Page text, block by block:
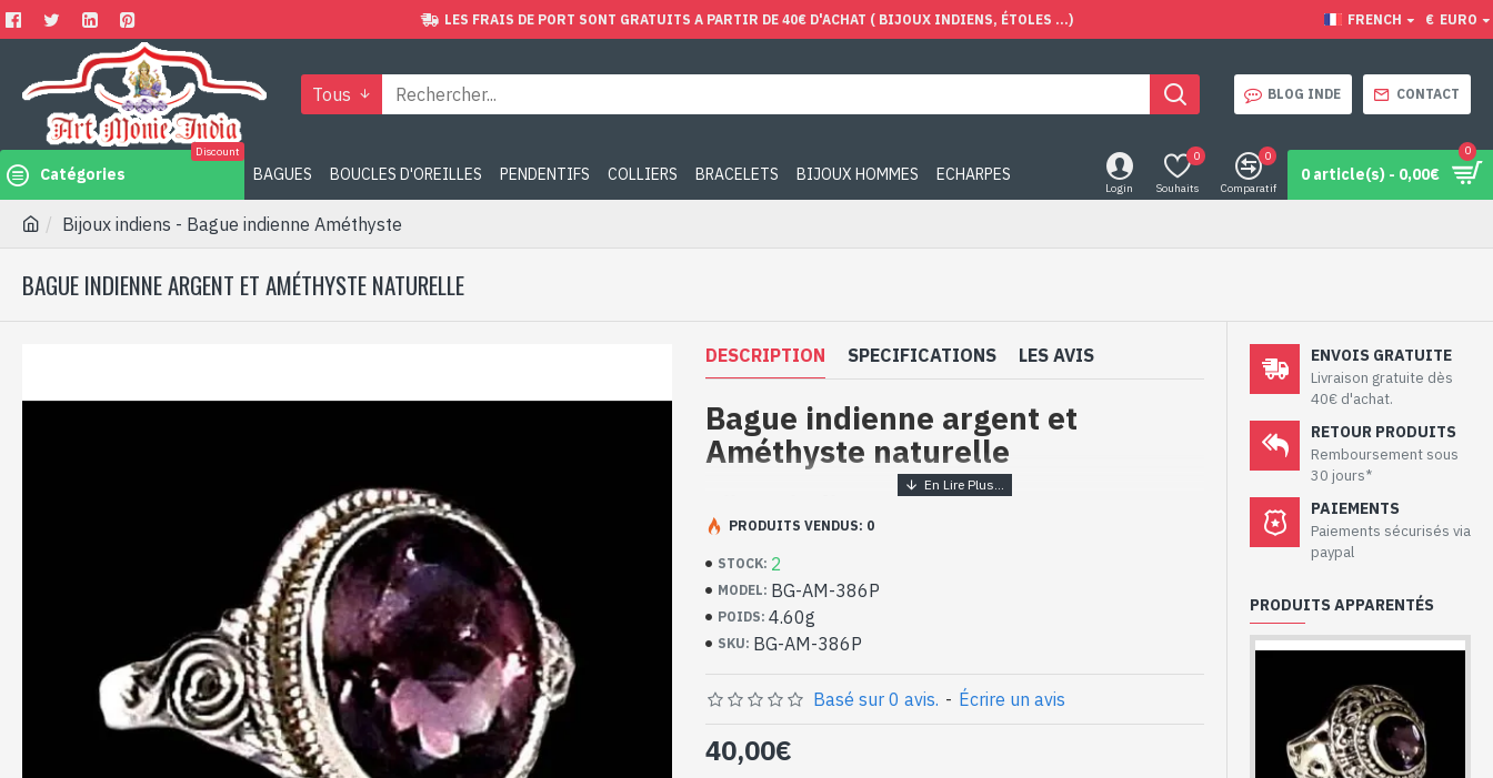
LES FRAIS DE PORT SONT GRATUITS A PARTIR DE 40€ D'ACHAT ( BIJOUX INDIENS, ÉTOLES ...) FRENCH € EURO
Tous BLOG INDE CONTACT
Catégories
Discount
BAGUES BOUCLES D'OREILLES PENDENTIFS COLLIERS BRACELETS BIJOUX HOMMES ECHARPES
Login Souhaits
0
Comparatif
0
0 article(s) - 0,00€
0
Bijoux indiens - Bague indienne Améthyste
BAGUE INDIENNE ARGENT ET AMÉTHYSTE NATURELLE
DESCRIPTION SPECIFICATIONS LES AVIS
Bague indienne argent et
Améthyste naturelle
Bijoux indiens artisanaux - Bague
argent massif et Améthyste
- Bague en argent véritable 925/1000
- Faite à Jaipur ( INDE )
- Pierre sertie, taillée à la main, forme ovale
- Taille de la pierre : 14mm x 10mm approx
-Livrée avec un petit sac artisanal
Bague indienne argent et Améthyste
naturelle de forme ovale (BG-AM-386P)
STOCK: 2
MODEL: BG-AM-386P
POIDS: 4.60g
SKU: BG-AM-386P
PRODUITS VENDUS: 0
Basé sur 0 avis. - Écrire un avis
40,00€
ENVOIS GRATUITE
Livraison gratuite dès
40€ d'achat.
RETOUR PRODUITS
Remboursement sous
30 jours*
PAIEMENTS
Paiements sécurisés via
paypal
PRODUITS APPARENTÉS